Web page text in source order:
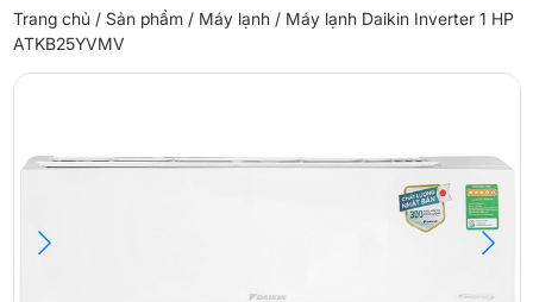
Trang chủ / Sản phẩm / Máy lạnh / Máy lạnh Daikin Inverter 1 HP
ATKB25YVMV